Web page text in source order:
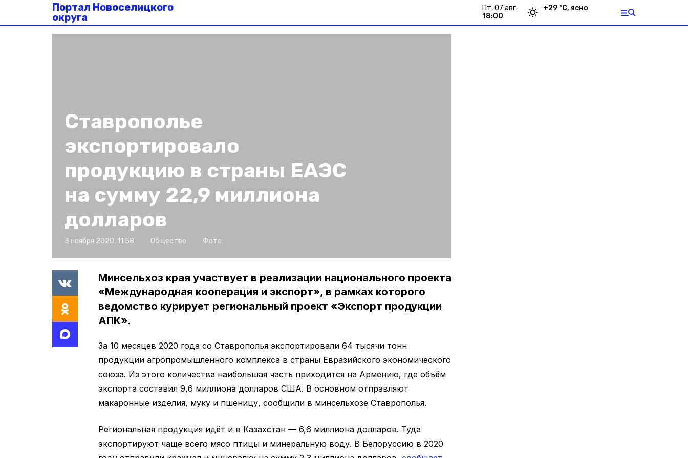
Портал Новоселицкого
округа
пт, 07 авг.
18:00
+29 °С, ясно
Ставрополье
экспортировало
продукцию в страны ЕАЭС
на сумму 22,9 миллиона
долларов
3 ноября 2020, 11:58 Общество Фото:
Минсельхоз края участвует в реализации национального проекта
«Международная кооперация и экспорт», в рамках которого
ведомство курирует региональный проект «Экспорт продукции
АПК».
За 10 месяцев 2020 года со Ставрополья экспортировали 64 тысячи тонн
продукции агропромышленного комплекса в страны Евразийского экономического
союза. Из этого количества наибольшая часть приходится на Армению, где объём
экспорта составил 9,6 миллиона долларов США. В основном отправляют
макаронные изделия, муку и пшеницу, сообщили в минсельхозе Ставрополья.
Региональная продукция идёт и в Казахстан — 6,6 миллиона долларов. Туда
экспортируют чаще всего мясо птицы и минеральную воду. В Белоруссию в 2020